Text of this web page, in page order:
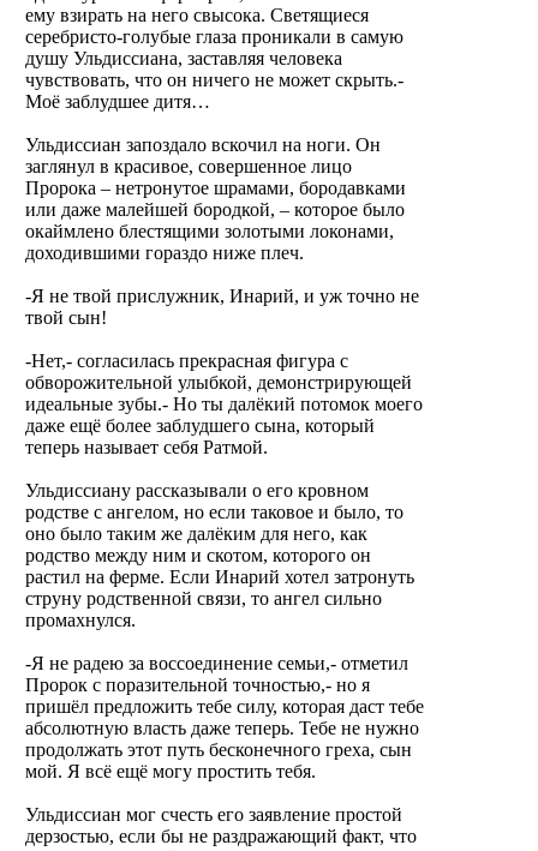
ему взирать на него свысока. Светящиеся
серебристо-голубые глаза проникали в самую
душу Ульдиссиана, заставляя человека
чувствовать, что он ничего не может скрыть.-
Моё заблудшее дитя…
Ульдиссиан запоздало вскочил на ноги. Он
заглянул в красивое, совершенное лицо
Пророка – нетронутое шрамами, бородавками
или даже малейшей бородкой, – которое было
окаймлено блестящими золотыми локонами,
доходившими гораздо ниже плеч.
-Я не твой прислужник, Инарий, и уж точно не
твой сын!
-Нет,- согласилась прекрасная фигура с
обворожительной улыбкой, демонстрирующей
идеальные зубы.- Но ты далёкий потомок моего
даже ещё более заблудшего сына, который
теперь называет себя Ратмой.
Ульдиссиану рассказывали о его кровном
родстве с ангелом, но если таковое и было, то
оно было таким же далёким для него, как
родство между ним и скотом, которого он
растил на ферме. Если Инарий хотел затронуть
струну родственной связи, то ангел сильно
промахнулся.
-Я не радею за воссоединение семьи,- отметил
Пророк с поразительной точностью,- но я
пришёл предложить тебе силу, которая даст тебе
абсолютную власть даже теперь. Тебе не нужно
продолжать этот путь бесконечного греха, сын
мой. Я всё ещё могу простить тебя.
Ульдиссиан мог счесть его заявление простой
дерзостью, если бы не раздражающий факт, что